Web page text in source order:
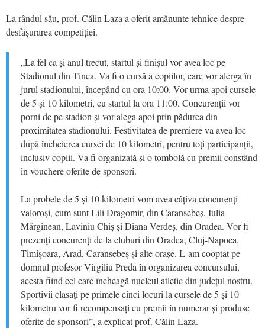
La rândul său, prof. Călin Laza a oferit amănunte tehnice despre
desfășurarea competiției.
„La fel ca și anul trecut, startul și finișul vor avea loc pe
Stadionul din Tinca. Va fi o cursă a copiilor, care vor alerga în
jurul stadionului, începând cu ora 10:00. Vor urma apoi cursele
de 5 și 10 kilometri, cu startul la ora 11:00. Concurenții vor
porni de pe stadion și vor alega apoi prin pădurea din
proximitatea stadionului. Festivitatea de premiere va avea loc
după încheierea cursei de 10 kilometri, pentru toți participanții,
inclusiv copiii. Va fi organizată și o tombolă cu premii constând
în vouchere oferite de sponsori.
La probele de 5 și 10 kilometri vom avea câțiva concurenți
valoroși, cum sunt Lili Dragomir, din Caransebeș, Iulia
Mărginean, Laviniu Chiș și Diana Verdeș, din Oradea. Vor fi
prezenți concurenți de la cluburi din Oradea, Cluj-Napoca,
Timișoara, Arad, Caransebeș și alte orașe. L-am cooptat pe
domnul profesor Virgiliu Preda în organizarea concursului,
acesta fiind cel care încheagă nucleul atletic din județul nostru.
Sportivii clasați pe primele cinci locuri la cursele de 5 și 10
kilometru vor fi recompensați cu premii în numerar și produse
oferite de sponsori”, a explicat prof. Călin Laza.